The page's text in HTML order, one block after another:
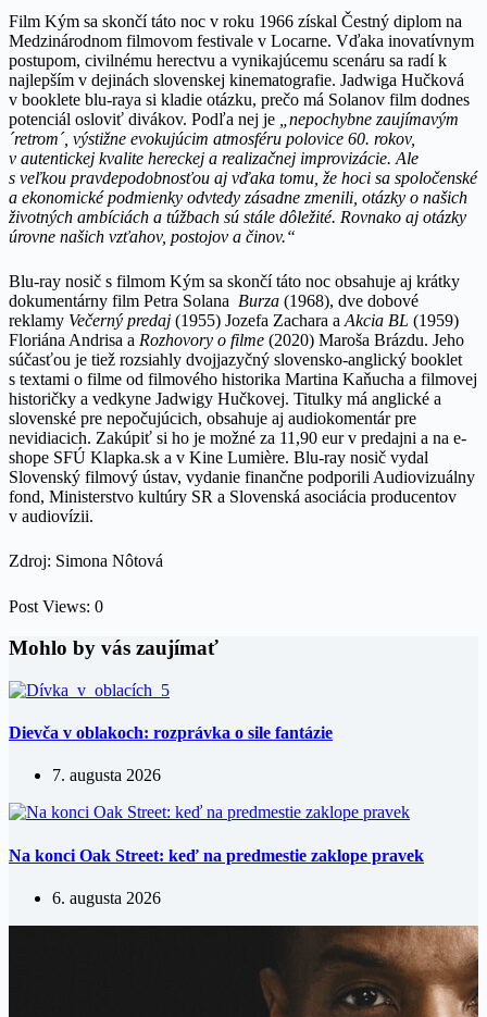
Film Kým sa skončí táto noc v roku 1966 získal Čestný diplom na
Medzinárodnom filmovom festivale v Locarne. Vďaka inovatívnym
postupom, civilnému herectvu a vynikajúcemu scenáru sa radí k
najlepším v dejinách slovenskej kinematografie. Jadwiga Hučková
v booklete blu-raya si kladie otázku, prečo má Solanov film dodnes
potenciál osloviť divákov. Podľa nej je
„nepochybne zaujímavým
´retrom´, výstižne evokujúcim atmosféru polovice 60. rokov,
v autentickej kvalite hereckej a realizačnej improvizácie. Ale
s veľkou pravdepodobnosťou aj vďaka tomu, že hoci sa spoločenské
a ekonomické podmienky odvtedy zásadne zmenili, otázky o našich
životných ambíciách a túžbach sú stále dôležité. Rovnako aj otázky
úrovne našich vzťahov, postojov a činov.“
Blu-ray nosič s filmom Kým sa skončí táto noc obsahuje aj krátky
dokumentárny film Petra Solana Burza (1968), dve dobové
reklamy Večerný predaj (1955) Jozefa Zachara a Akcia BL (1959)
Floriána Andrisa a Rozhovory o filme (2020) Maroša Brázdu. Jeho
súčasťou je tiež rozsiahly dvojjazyčný slovensko-anglický booklet
s textami o filme od filmového historika Martina Kaňucha a filmovej
historičky a vedkyne Jadwigy Hučkovej. Titulky má anglické a
slovenské pre nepočujúcich, obsahuje aj audiokomentár pre
nevidiacich. Zakúpiť si ho je možné za 11,90 eur v predajni a na e-
shope SFÚ Klapka.sk a v Kine Lumière. Blu-ray nosič vydal
Slovenský filmový ústav, vydanie finančne podporili Audiovizuálny
fond, Ministerstvo kultúry SR a Slovenská asociácia producentov
v audiovízii.
Zdroj: Simona Nôtová
Post Views: 0
Mohlo by vás zaujímať
Dievča v oblakoch: rozprávka o sile fantázie
7. augusta 2026
Na konci Oak Street: keď na predmestie zaklope pravek
6. augusta 2026